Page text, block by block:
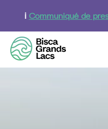
principal
ℹ️ Communiqué de